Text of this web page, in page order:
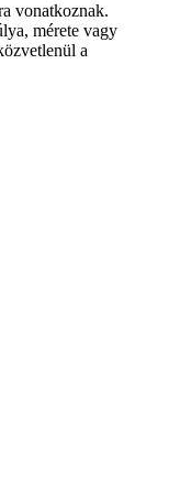
vonatkoznak.
mérete vagy
a